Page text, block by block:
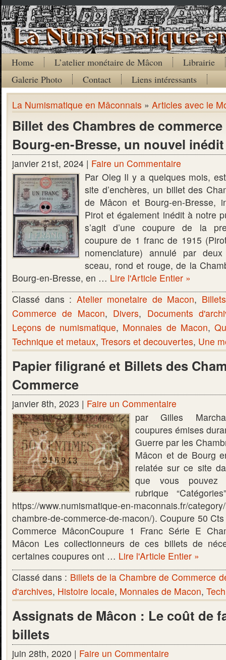
Home L’atelier monétaire de Mâcon
Librairie
Galerie Photo
Contact Liens intéressants
La Numismatique en Mâconnais » Articles avec le
Billet des Chambres de
Bourg-en-Bresse, un nouvel
janvier 21st, 2024 | Faire un Commentaire
Par Oleg Il y a quelques mois,
site d’enchères, un billet des
de Mâcon et Bourg-en-Bresse,
Pirot et également inédit à notre
s’agit d’une coupure de la
coupure de 1 franc de 1915
nomenclature) annulé par
sceau, rond et rouge, de la
Bourg-en-Bresse, en … Lire l'Article Entier »
Classé dans : Atelier monetaire de Macon,
Commerce de Macon, Divers, Documents
Leçons de numismatique, Monnaies de Macon,
Technique et metaux, Tresors et decouvertes, Une
Papier filigrané et Billets des
Commerce
janvier 8th, 2023 | Faire un Commentaire
par Gilles
coupures émises
Guerre par les
Mâcon et de Bourg
relatée sur ce site
que vous pouvez
rubrique
https://www.numismatique-en-maconnais.fr/
chambre-de-commerce-de-macon/). Coupure 50
Commerce MâconCoupure 1 Franc Série E
Mâcon Les collectionneurs de ces billets de
certaines coupures ont … Lire l'Article Entier »
Classé dans : Billets de la Chambre de Commerce
d'archives, Histoire locale, Monnaies de Macon,
Assignats de Mâcon : Le coût de
billets
juin 28th, 2020 | Faire un Commentaire